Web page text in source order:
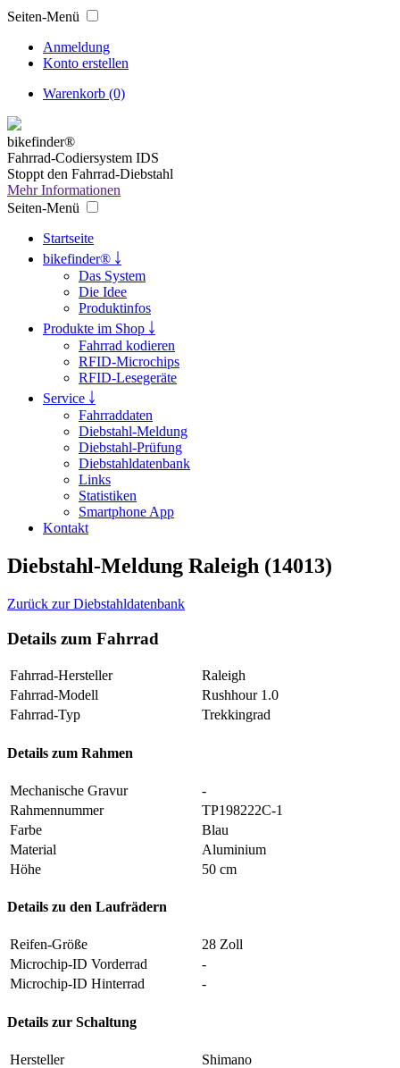
Seiten-Menü
Anmeldung
Konto erstellen
Warenkorb (0)
bikefinder®
Fahrrad-Codiersystem IDS
Stoppt den Fahrrad-Diebstahl
Mehr Informationen
Seiten-Menü
Startseite
bikefinder® ￬
Das System
Die Idee
Produktinfos
Produkte im Shop ￬
Fahrrad kodieren
RFID-Microchips
RFID-Lesegeräte
Service ￬
Fahrraddaten
Diebstahl-Meldung
Diebstahl-Prüfung
Diebstahldatenbank
Links
Statistiken
Smartphone App
Kontakt
Diebstahl-Meldung Raleigh (14013)
Zurück zur Diebstahldatenbank
Details zum Fahrrad
Fahrrad-Hersteller
Raleigh
Fahrrad-Modell
Rushhour 1.0
Fahrrad-Typ
Trekkingrad
Details zum Rahmen
Mechanische Gravur
-
Rahmennummer
TP198222C-1
Farbe
Blau
Material
Aluminium
Höhe
50 cm
Details zu den Laufrädern
Reifen-Größe
28 Zoll
Microchip-ID Vorderrad
-
Microchip-ID Hinterrad
-
Details zur Schaltung
Hersteller
Shimano